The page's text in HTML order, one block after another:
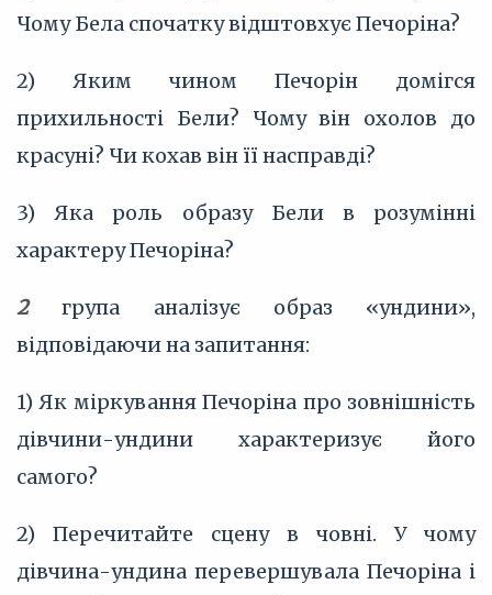
Чому Бела спочатку відштовхує Печоріна?
2) Яким чином Печорін домігся
прихильності Бели? Чому він охолов до
красуні? Чи кохав він її насправді?
3) Яка роль образу Бели в розумінні
характеру Печоріна?
2група аналізує образ «ундини»,
відповідаючи на запитання:
1) Як міркування Печоріна про зовнішність
дівчини-ундини характеризує його
самого?
2) Перечитайте сцену в човні. У чому
дівчина-ундина перевершувала Печоріна і